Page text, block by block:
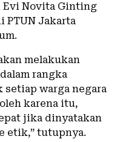
Evi Novita Ginting
PTUN Jakarta
melakukan
rangka
setiap warga negara
karena itu,
jika dinyatakan
etik,” tutupnya.